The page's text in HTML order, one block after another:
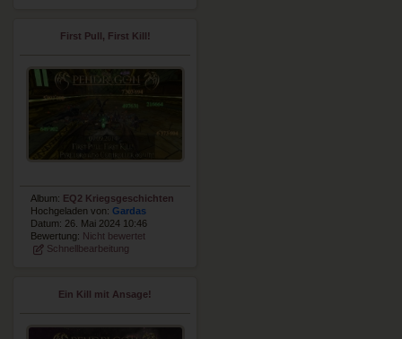
First Pull, First Kill!
Album: EQ2 Kriegsgeschichten
Hochgeladen von: Gardas
Datum: 26. Mai 2024 10:46
Bewertung: Nicht bewertet
Schnellbearbeitung
Ein Kill mit Ansage!